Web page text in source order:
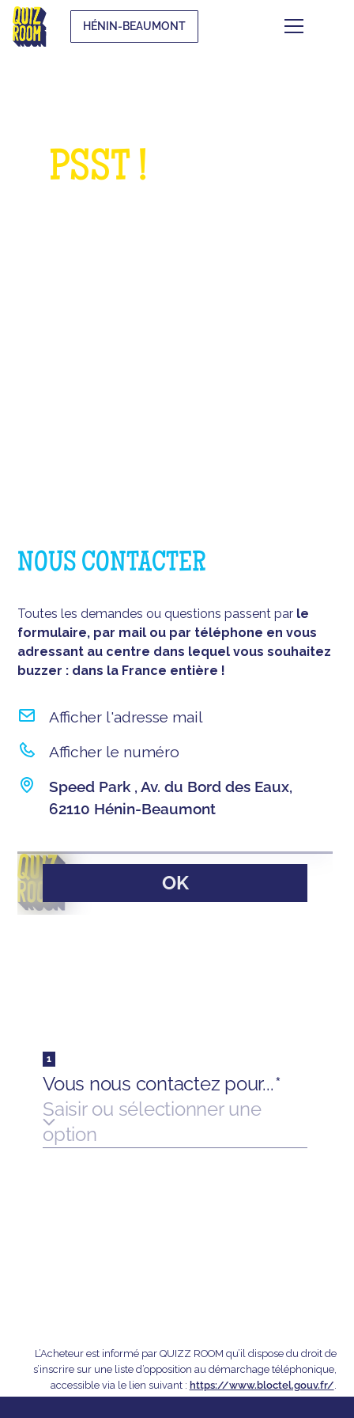
HÉNIN-BEAUMONT
PSST !
NOUS CONTACTER
Toutes les demandes ou questions passent par le
formulaire, par mail ou par téléphone en vous
adressant au centre dans lequel vous souhaitez
buzzer : dans la France entière !
Afficher l'adresse mail
Afficher le numéro
Speed Park , Av. du Bord des Eaux,
62110 Hénin-Beaumont
L’Acheteur est informé par QUIZZ ROOM qu’il dispose du droit de
s’inscrire sur une liste d’opposition au démarchage téléphonique,
accessible via le lien suivant : https://www.bloctel.gouv.fr/